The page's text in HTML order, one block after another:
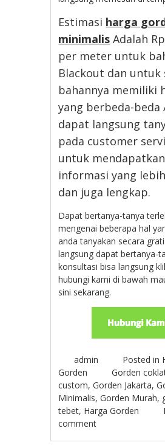
Estimasi harga
minimalis Adalah
per meter untuk
Blackout dan untuk
bahannya memiliki
yang berbeda-beda
dapat langsung
pada customer
untuk mendapatkan
informasi yang
dan juga lengkap.
Dapat bertanya-tanya
mengenai beberapa hal
anda tanyakan secara
langsung dapat bertanya-
konsultasi bisa langsung
hubungi kami di bawah
sini sekarang.
admin Posted in
Gorden
Gorden
custom,Gorden Jakarta,
Minimalis,Gorden Murah,
tebet, Harga Gorden
comment